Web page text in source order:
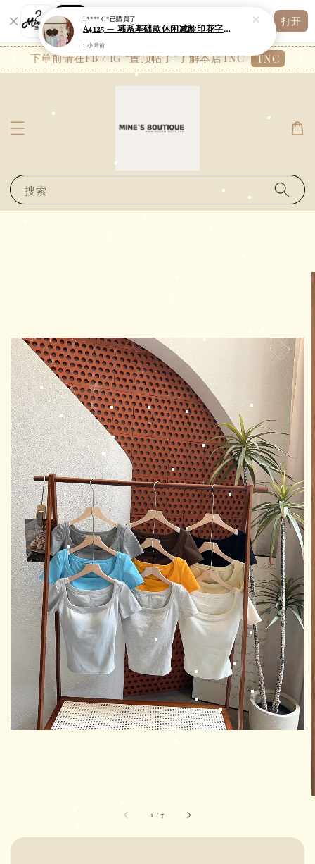
Shopping: 追踪您的订单
您信赖的商店
打开
下单前请在FB / IG “置顶帖子”了解本店TNC TNC
搜索
1 /7
L**** C*已購買了
A4125 — 韩系基础款休闲减龄印花字圆领修身长款上衣
1 小時前